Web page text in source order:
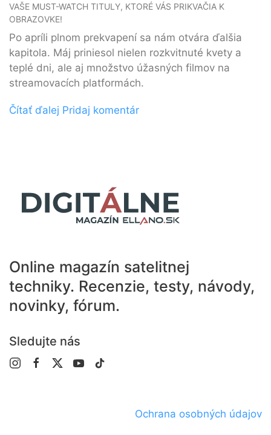
VAŠE MUST-WATCH TITULY, KTORÉ VÁS PRIKVAČIA K
OBRAZOVKE!
Po apríli plnom prekvapení sa nám otvára ďalšia
kapitola. Máj priniesol nielen rozkvitnuté kvety a
teplé dni, ale aj množstvo úžasných filmov na
streamovacích platformách.
Čítať ďalej Pridaj komentár
Online magazín satelitnej
techniky. Recenzie, testy, návody,
novinky, fórum.
Sledujte nás
Ochrana osobných údajov